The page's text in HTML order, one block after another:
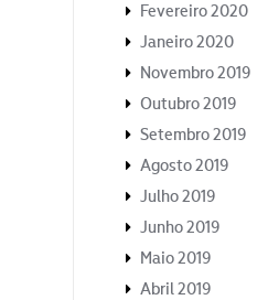
Fevereiro 2020
Janeiro 2020
Novembro 2019
Outubro 2019
Setembro 2019
Agosto 2019
Julho 2019
Junho 2019
Maio 2019
Abril 2019